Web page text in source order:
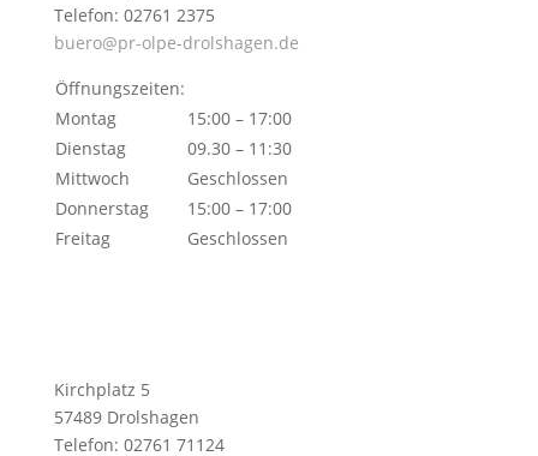
Telefon: 02761 2375
buero@pr-olpe-drolshagen.de
Öffnungszeiten:
Montag
15:00 – 17:00
Dienstag
09.30 – 11:30
Mittwoch
Geschlossen
Donnerstag
15:00 – 17:00
Freitag
Geschlossen
Kirchplatz 5
57489 Drolshagen
Telefon: 02761 71124